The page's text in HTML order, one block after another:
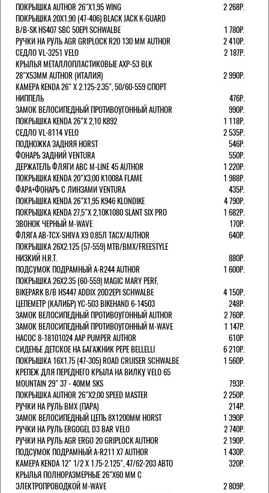
ПОКРЫШКА AUTHOR 26"Х1,95 WING
2 268Р.
ПОКРЫШКА 20X1.90 (47-406) BLACK JACK K-GUARD
B/B-SK HS407 SBC 50EPI SCHWALBE
1 780Р.
РУЧКИ НА РУЛЬ AGR GRIPLOCK R20 130 ММ AUTHOR
2 410Р.
СЕДЛО VL-3251 VELO
2 187Р.
КРЫЛЬЯ МЕТАЛЛОПЛАСТИКОВЫЕ AXP-53 BLK
28"Х53ММ AUTHOR (ИТАЛИЯ)
2 990Р.
КАМЕРА KENDA 26" Х 2.125-2.35", 50/60-559 СПОРТ
НИППЕЛЬ
476Р.
ЗАМОК ВЕЛОСИПЕДНЫЙ ПРОТИВОУГОННЫЙ AUTHOR
990Р.
ПОКРЫШКА KENDA 26"Х 2,10 K892
1 118Р.
СЕДЛО VL-8114 VELO
2 535Р.
ПОДНОЖКА ЗАДНЯЯ HORST
546Р.
ФОНАРЬ ЗАДНИЙ VENTURA
550Р.
ДЕРЖАТЕЛЬ ФЛЯГИ АВС M-LINE 45 AUTHOR
1 220Р.
ПОКРЫШКА KENDA 20"Х3,00 K1008A FLAME
1 988Р.
ФАРА+ФОНАРЬ С ЛИНЗАМИ VENTURA
435Р.
ПОКРЫШКА KENDA 26"Х1,95 K946 KLONDIKE
4 790Р.
ПОКРЫШКА KENDA 27,5"Х 2,10K1080 SLANT SIX PRO
1 682Р.
ЗВОНОК ЧЕРНЫЙ M-WAVE
170Р.
ФЛЯГА AB-TCX-SHIVA X9 0.85Л TACX/AUTHOR
640Р.
ПОКРЫШКА 26X2.125 (57-559) MTB/BMX/FREESTYLE
НИЗКИЙ H.R.T.
880Р.
ПОДСУМОК ПОДРАМНЫЙ A-R244 AUTHOR
1 600Р.
ПОКРЫШКА 26X2.35 (60-559) MAGIC MARY PERF,
BIKEPARK B/B HS447 ADDIX 20D2EPI SCHWALBE
4 150Р.
ЦЕПЕМЕТР (КАЛИБР) YC-503 BIKEHAND 6-14503
248Р.
ЗАМОК ВЕЛОСИПЕДНЫЙ ПРОТИВОУГОННЫЙ AUTHOR
2 760Р.
ЗАМОК ВЕЛОСИПЕДНЫЙ ПРОТИВОУГОННЫЙ M-WAVE
1 147Р.
НАСОС 8-18101024 AAP PUMPER AUTHOR
610Р.
СИДЕНЬЕ ДЕТСКОЕ НА БАГАЖНИК PEPE BELLELLI
6 210Р.
ПОКРЫШКА 16X1.75 (47-305) ROAD CRUISER SCHWALBE
1 560Р.
КРЕПЕЖ ДЛЯ ПЕРЕДНЕГО КРЫЛА НА ВИЛКУ VELO 65
MOUNTAIN 29" 37 - 40ММ SKS
793Р.
ПОКРЫШКА AUTHOR 26"Х2,00 SPEED MASTER
2 250Р.
РУЧКИ НА РУЛЬ BMX (ПАРА)
214Р.
ЗАМОК ВЕЛОCИПЕДНЫЙ ЦЕПЬ 8Х1200ММ HORST
1 390Р.
РУЧКИ НА РУЛЬ ERGOGEL D3 BAR VELO
2 740Р.
РУЧКИ НА РУЛЬ AGR ERGO 20 GRIPLOCK AUTHOR
2 190Р.
ПОДСУМОК ПОДРАМНЫЙ A-R211 X7 AUTHOR
1 430Р.
КАМЕРА KENDA 12" 1/2 Х 1.75-2.125", 47/62-203 АВТО
320Р.
КРЫЛЬЯ ПОЛНОРАЗМЕРНЫЕ 26"Х60 ММ С
ЭЛЕКТРОПРОВОДКОЙ M-WAVE
2 809Р.